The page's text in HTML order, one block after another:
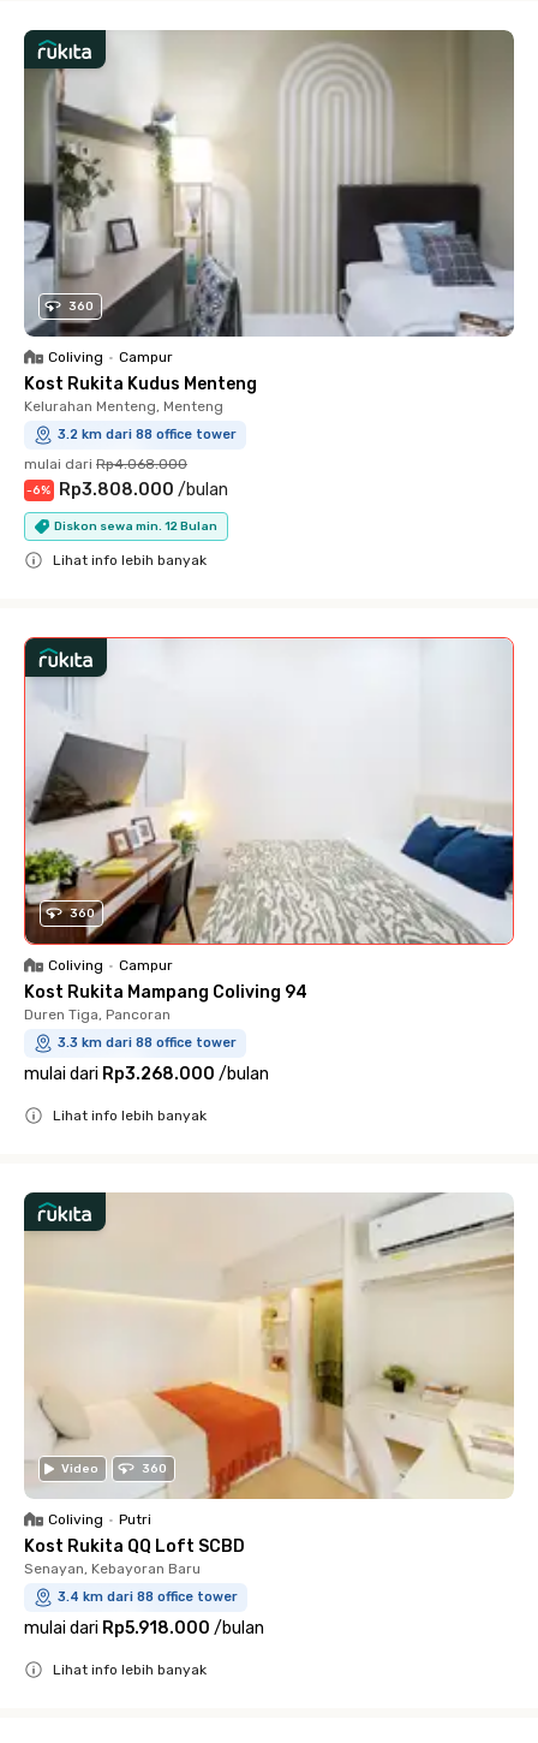
360
Coliving • Campur
Kost Rukita Kudus Menteng
Kelurahan Menteng, Menteng
3.2 km dari 88 office tower
mulai dari Rp4.068.000
-6% Rp3.808.000 /bulan
Diskon sewa min. 12 Bulan
Lihat info lebih banyak
360
Coliving • Campur
Kost Rukita Mampang Coliving 94
Duren Tiga, Pancoran
3.3 km dari 88 office tower
mulai dari Rp3.268.000 /bulan
Lihat info lebih banyak
Video 360
Coliving • Putri
Kost Rukita QQ Loft SCBD
Senayan, Kebayoran Baru
3.4 km dari 88 office tower
mulai dari Rp5.918.000 /bulan
Lihat info lebih banyak